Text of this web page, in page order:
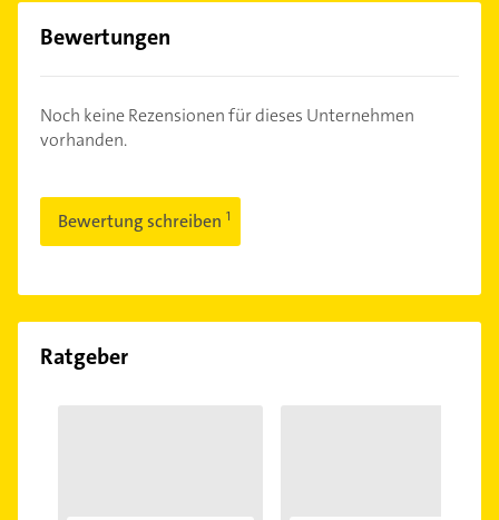
Bewertungen
Noch keine Rezensionen für dieses Unternehmen
vorhanden.
Bewertung schreiben
Ratgeber